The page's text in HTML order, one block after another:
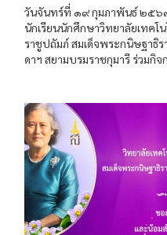
วันจันทร์ที่ ๑๙ กุมภาพันธ์ ๒๕๖
นักเรียนนักศึกษาวิทยาลัยเทคโ
ราชูปถัมภ์ สมเด็จพระกนิษฐาธิ
ดาฯ สยามบรมราชกุมารี ร่วมกิจ